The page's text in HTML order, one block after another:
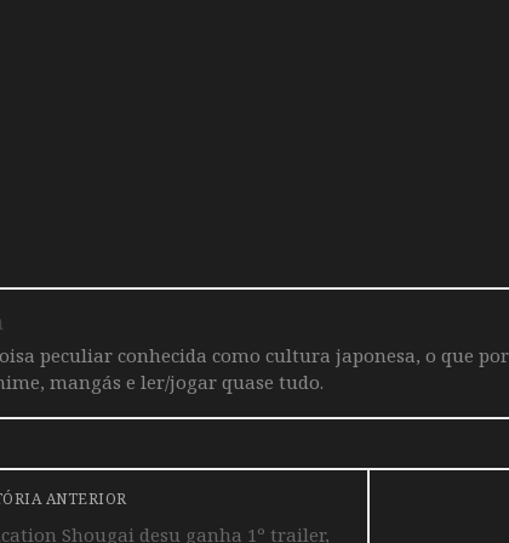
peculiar conhecida como cultura japonesa, o que
mangás e ler/jogar quase tudo.
ANTERIOR
Shougai desu ganha 1º trailer,